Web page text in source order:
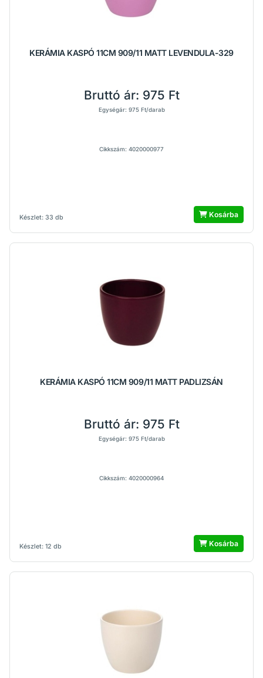
KERÁMIA KASPÓ 11CM 909/11 MATT LEVENDULA-329
Készlet: 33 db
Bruttó ár: 975 Ft
Egységár: 975 Ft/darab
Cikkszám: 4020000977
Kosárba
KERÁMIA KASPÓ 11CM 909/11 MATT PADLIZSÁN
Készlet: 12 db
Bruttó ár: 975 Ft
Egységár: 975 Ft/darab
Cikkszám: 4020000964
Kosárba